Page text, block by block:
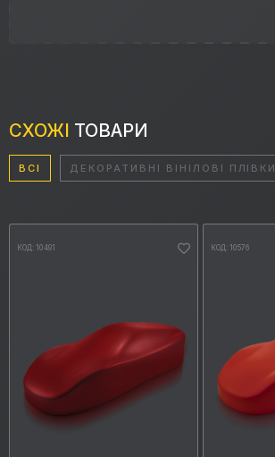
СХОЖІ ТОВАРИ
ВСІ ДЕКОРАТИВНІ ВІНІЛОВІ ПЛІВКИ
КОД: 10491 КОД: 10576